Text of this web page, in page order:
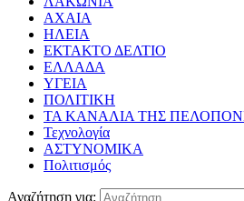
ΑΧΑΙΑ
ΗΛΕΙΑ
ΕΚΤΑΚΤΟ ΔΕΛΤΙΟ
ΕΛΛΑΔΑ
ΥΓΕΙΑ
ΠΟΛΙΤΙΚΗ
ΤΑ ΚΑΝΑΛΙΑ ΤΗΣ
Τεχνολογία
ΑΣΤΥΝΟΜΙΚΑ
Πολιτισμός
Αναζήτηση για: